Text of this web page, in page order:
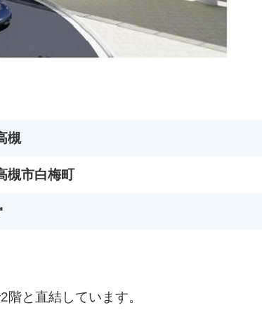
槻
槻市白梅町
と直結しています。